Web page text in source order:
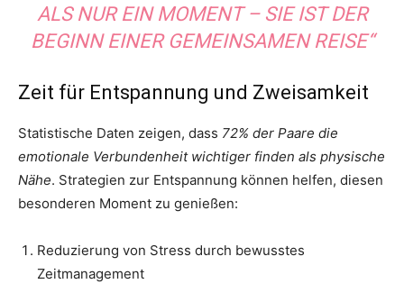
ALS NUR EIN MOMENT – SIE IST DER
BEGINN EINER GEMEINSAMEN REISE“
Zeit für Entspannung und Zweisamkeit
Statistische Daten zeigen, dass 72% der Paare die
emotionale Verbundenheit wichtiger finden als physische
Nähe. Strategien zur Entspannung können helfen, diesen
besonderen Moment zu genießen:
Reduzierung von Stress durch bewusstes
Zeitmanagement